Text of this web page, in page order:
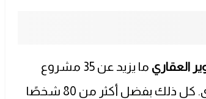
العقاري
ما يزيد عن 35 مشروع
عقاري يتضمنون أكثر من 250 فيلا و 800 وحدة أخرى. كل ذلك بفضل أكثر من 80 شخصًا